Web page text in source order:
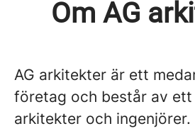
Om AG
AG arkitekter är ett
företag och består av
arkitekter och ingenjörer.